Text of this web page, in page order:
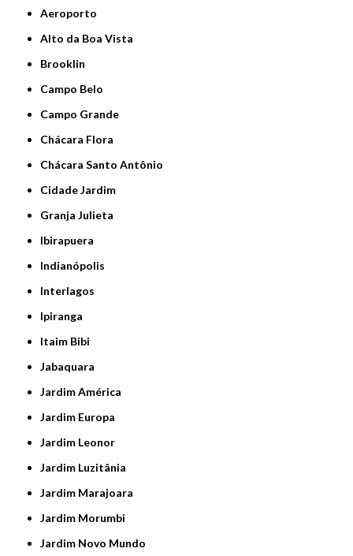
Aeroporto
Alto da Boa Vista
Brooklin
Campo Belo
Campo Grande
Chácara Flora
Chácara Santo Antônio
Cidade Jardim
Granja Julieta
Ibirapuera
Indianópolis
Interlagos
Ipiranga
Itaim Bibi
Jabaquara
Jardim América
Jardim Europa
Jardim Leonor
Jardim Luzitânia
Jardim Marajoara
Jardim Morumbi
Jardim Novo Mundo